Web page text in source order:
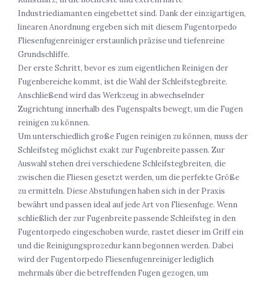
Industriediamanten eingebettet sind. Dank der einzigartigen,
linearen Anordnung ergeben sich mit diesem Fugentorpedo
Fliesenfugenreiniger erstaunlich präzise und tiefenreine
Grundschliffe.
Der erste Schritt, bevor es zum eigentlichen Reinigen der
Fugenbereiche kommt, ist die Wahl der Schleifstegbreite.
Anschließend wird das Werkzeug in abwechselnder
Zugrichtung innerhalb des Fugenspalts bewegt, um die Fugen
reinigen zu können.
Um unterschiedlich große Fugen reinigen zu können, muss der
Schleifsteg möglichst exakt zur Fugenbreite passen. Zur
Auswahl stehen drei verschiedene Schleifstegbreiten, die
zwischen die Fliesen gesetzt werden, um die perfekte Größe
zu ermitteln. Diese Abstufungen haben sich in der Praxis
bewährt und passen ideal auf jede Art von Fliesenfuge. Wenn
schließlich der zur Fugenbreite passende Schleifsteg in den
Fugentorpedo eingeschoben wurde, rastet dieser im Griff ein
und die Reinigungsprozedur kann begonnen werden. Dabei
wird der Fugentorpedo Fliesenfugenreiniger lediglich
mehrmals über die betreffenden Fugen gezogen, um